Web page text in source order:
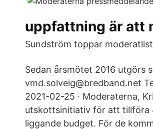
uppfattning är att
Sundström toppar
Sedan årsmötet 2016 utgörs
vmd.solveig@bredband.net
2021-02-25 · Moderaterna,
utskottsinitiativ för att tillföra
liggande budget. För de